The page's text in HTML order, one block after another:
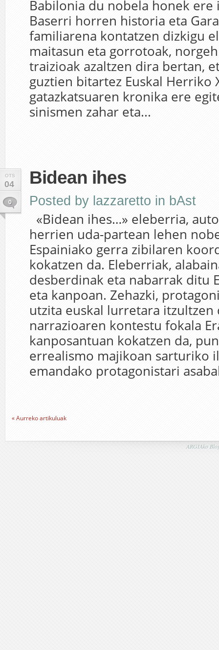
Babilonia du nobela honek ere
Baserri horren historia eta
familiarena kontatzen dizkigu
maitasun eta gorrotoak,
traizioak azaltzen dira bertan,
guztien bitartez Euskal Herriko
gatazkatsuaren kronika ere
sinismen zahar eta...
OTS
04
0
Bidean ihes
Posted by lazzaretto in bAst
«Bidean ihes…» eleberria,
herrien uda-partean lehen
Espainiako gerra zibilaren
kokatzen da. Eleberriak,
desberdinak eta nabarrak ditu
eta kanpoan. Zehazki,
utzita euskal lurretara itzultzen
narrazioaren kontestu fokala
kanposantuan kokatzen da,
errealismo majikoan sarturiko
emandako protagonistari
« Aurreko artikuluak
ARGIAko